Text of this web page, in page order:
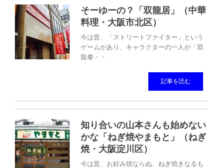
そーゆーの？「双龍居」（中華
料理・大阪市北区）
今は昔、「ストリートファイター」という
ゲームがあり、キャラクターの一人が「双
龍拳・・
記事を読む
知り合いの山本さんも始めない
かな「ねぎ焼やまもと」（ねぎ
焼・大阪淀川区）
今は昔、お好み焼ならぬ、ねぎ焼きなるも